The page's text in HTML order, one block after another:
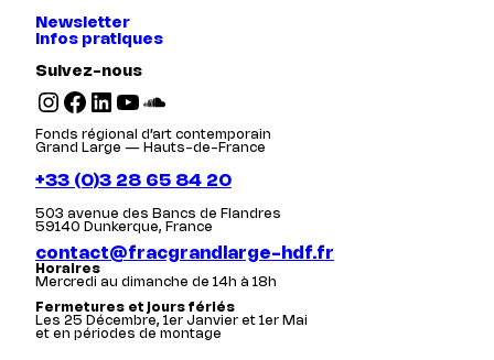
Newsletter
Infos pratiques
Suivez-nous
Instagram Facebook LinkedIn YouTube SoundCloud
Fonds régional d’art contemporain
Grand Large — Hauts-de-France
+33 (0)3 28 65 84 20
503 avenue des Bancs de Flandres
59140 Dunkerque, France
contact@fracgrandlarge-hdf.fr
Horaires
Mercredi au dimanche de 14h à 18h
Fermetures et jours fériés
Les 25 Décembre, 1er Janvier et 1er Mai
et en périodes de montage